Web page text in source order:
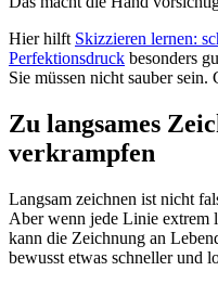
Hier hilft Skizzieren lernen:
Perfektionsdruck besonders
Sie müssen nicht sauber
Zu langsames
verkrampfen
Langsam zeichnen ist nicht
Aber wenn jede Linie extrem
kann die Zeichnung an
bewusst etwas schneller und